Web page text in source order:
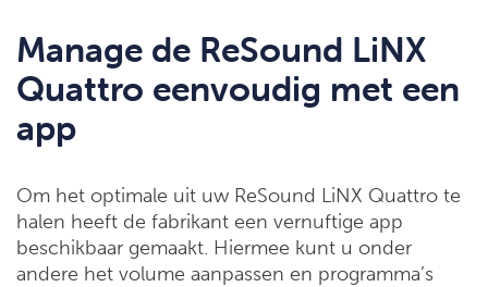
Manage de ReSound LiNX
Quattro eenvoudig met een
app
Om het optimale uit uw ReSound LiNX Quattro te
halen heeft de fabrikant een vernuftige app
beschikbaar gemaakt. Hiermee kunt u onder
andere het volume aanpassen en programma’s